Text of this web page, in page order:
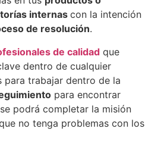
internascon la intención
de resolución.
de calidad que
dentro de cualquier
para trabajar dentro de la
para encontrar
podrá completar la misión
no tenga problemas con los